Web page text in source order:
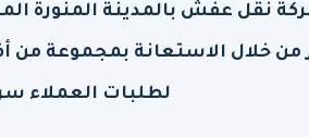
نقل عفش بالمدينة المنورة
من خلال الاستعانة بمجموعة من
لطلبات العملاء